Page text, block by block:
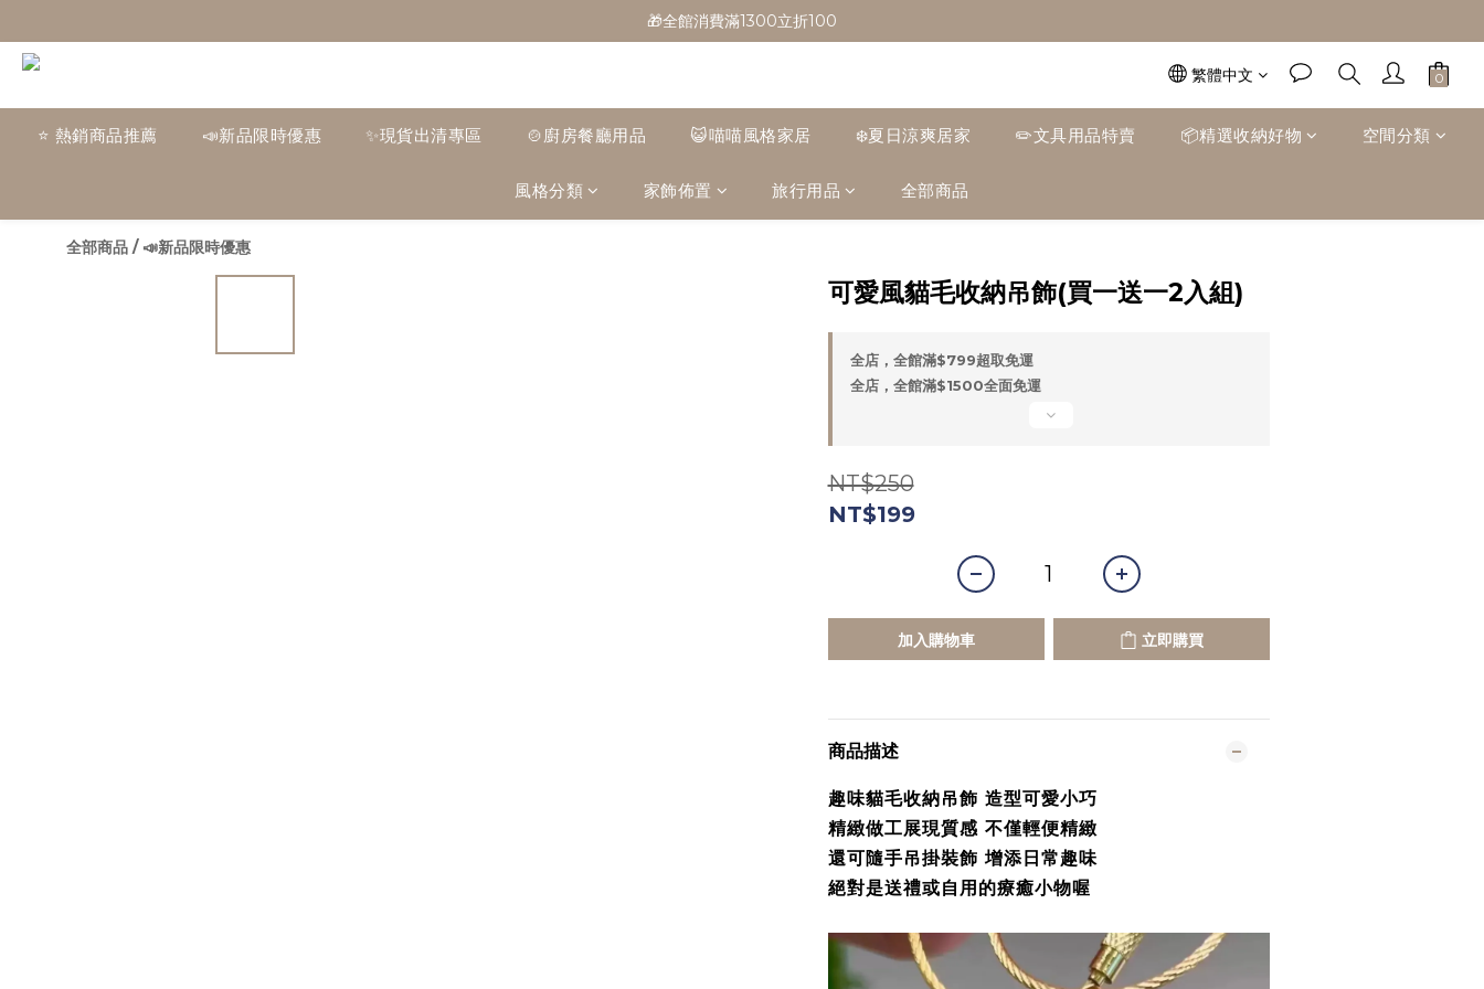
🎁全館消費滿1300立折100
🎁全館消費滿1300立折100
🚛全館滿$799超取免運  $1500宅配免運
🎁全館消費滿1300立折100
繁體中文
⭐ 熱銷商品推薦 📣新品限時優惠 ✨現貨出清專區 🍲廚房餐廳用品 😺喵喵風格家居 ❄️夏日涼爽居家 ✏️文具用品特賣 📦精選收納好物 空間分類
風格分類 家飾佈置 旅行用品 全部商品
全部商品 / 📣新品限時優惠
可愛風貓毛收納吊飾(買一送一2入組)
全店，全館滿$799超取免運
全店，全館滿$1500全面免運
NT$250
NT$199
加入購物車 立即購買
商品描述
趣味貓毛收納吊飾 造型可愛小巧
精緻做工展現質感 不僅輕便精緻
還可隨手吊掛裝飾 增添日常趣味
絕對是送禮或自用的療癒小物喔